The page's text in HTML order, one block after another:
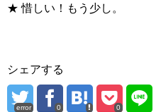
★ 惜しい！もう少し。
シェアする
error 0 0